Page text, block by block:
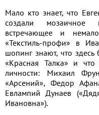
Мало кто знает, что
создали мозаичное
встречающее и
«Текстиль-профи» в
шопинг знают, что
«Красная Талка» и
личности: Михаил
«Арсений», Федор
Евлампий Дунаев
Ивановна»).